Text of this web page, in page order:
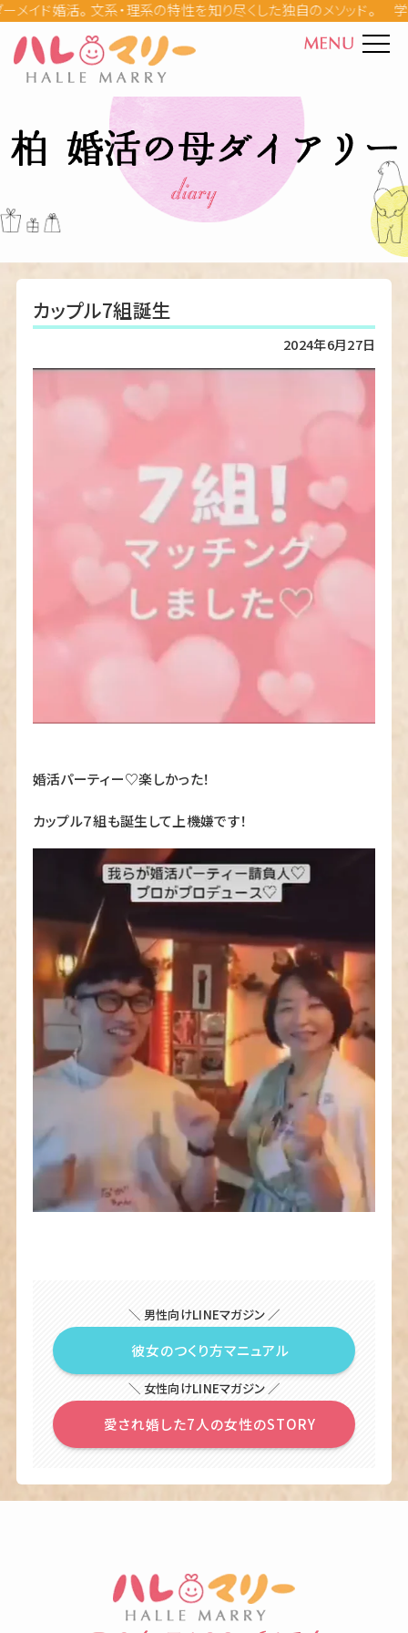
学
カウンセラー紹介
料金
Q&A
婚活パーティー
カップル7組誕生
2024年6月27日
婚活パーティー♡楽しかった！
カップル７組も誕生して上機嫌です！
＼ 男性向けLINEマガジン ／
彼女のつくり方マニュアル
＼ 女性向けLINEマガジン ／
愛され婚した7人の女性のSTORY